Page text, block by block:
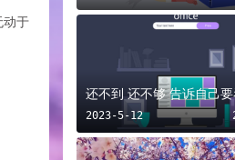
动于
还不到 还不够 告诉自己
2023-5-12